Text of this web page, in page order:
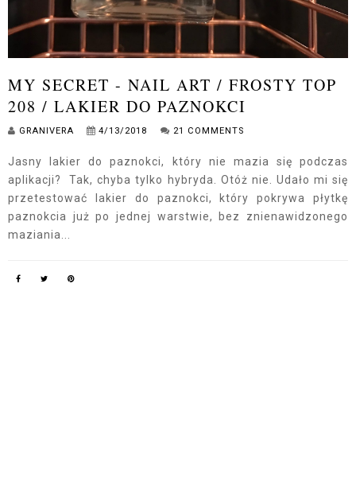
MY SECRET - NAIL ART / FROSTY TOP
208 / LAKIER DO PAZNOKCI
GRANIVERA 4/13/2018 21 COMMENTS
Jasny lakier do paznokci, który nie mazia się podczas
aplikacji? Tak, chyba tylko hybryda. Otóż nie. Udało mi się
przetestować lakier do paznokci, który pokrywa płytkę
paznokcia już po jednej warstwie, bez znienawidzonego
maziania...